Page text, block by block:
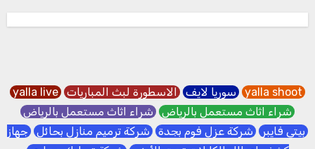
yalla shoot سوريا لايف الاسطورة لبث المباريات yalla live
شراء اثاث مستعمل بالرياض شراء اثاث مستعمل بالرياض
بيتي فايبر شركة عزل فوم بجدة شركة ترميم منازل بحائل جهاز